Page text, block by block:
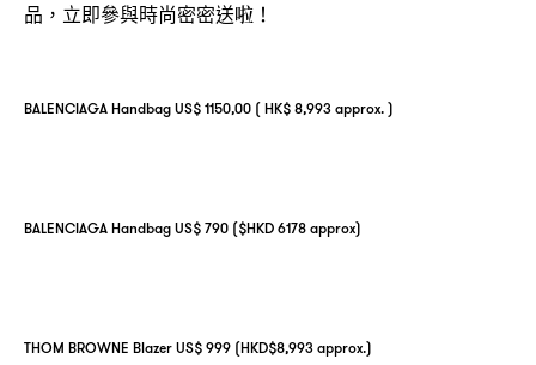
品，立即參與時尚密密送啦！
BALENCIAGA Handbag US$ 1150,00 ( HK$ 8,993 approx. )
BALENCIAGA Handbag US$ 790 ($HKD 6178 approx)
THOM BROWNE Blazer US$ 999 (HKD$8,993 approx.)